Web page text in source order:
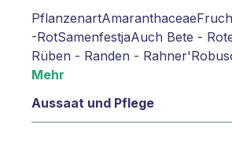
-RotSamenfestjaAuch Bete -
Rüben - Randen -
Mehr
Aussaat und Pflege